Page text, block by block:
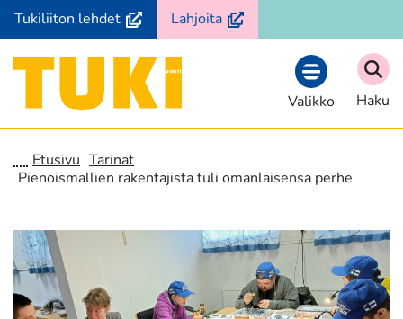
Siirry
sisältöön
Tukiliiton lehdet(avautuu
uuteen
ikkunaan,
siirryt
toiseen
Lahjoita(avautuu
uuteen
Etusivu
Valikko
Haku
Etusivu Tarinat
Pienoismallien rakentajista tuli omanlaisensa perhe